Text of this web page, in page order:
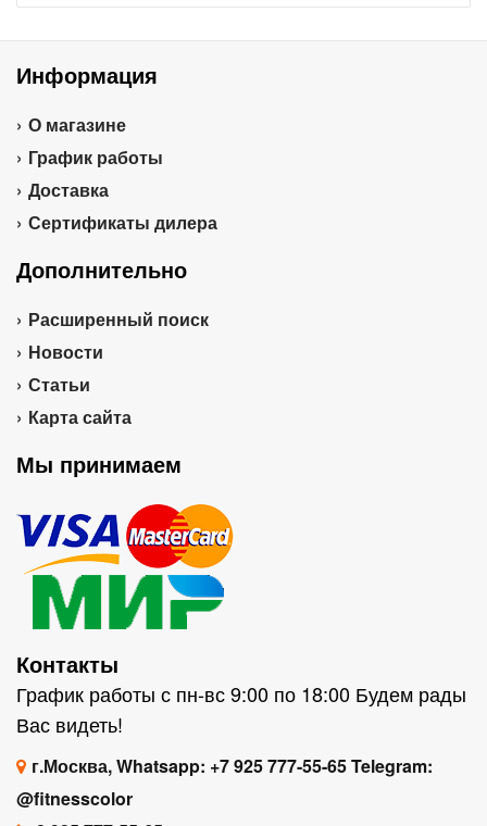
Информация
О магазине
График работы
Доставка
Сертификаты дилера
Дополнительно
Расширенный поиск
Новости
Статьи
Карта сайта
Мы принимаем
Контакты
График работы с пн-вс 9:00 по 18:00 Будем рады
Вас видеть!
г.Москва, Whatsapp: +7 925 777-55-65 Telegram:
@fitnesscolor